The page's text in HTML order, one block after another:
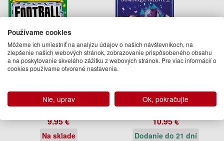
Football Activities Rule
Simon Mugford
9.95 €
Na sklade
Dominique Valente
10.95 €
Dodanie do 21 dní
Používame cookies
Môžeme ich umiestniť na analýzu údajov o našich návštevníkoch, na
zlepšenie našich webových stránok, zobrazovanie prispôsobeného obsahu
a na poskytovanie skvelého zážitku z webových stránok. Pre viac informácií o
cookies používame otvorené nastavenia.
Nie, uprav Ok, pokračujte